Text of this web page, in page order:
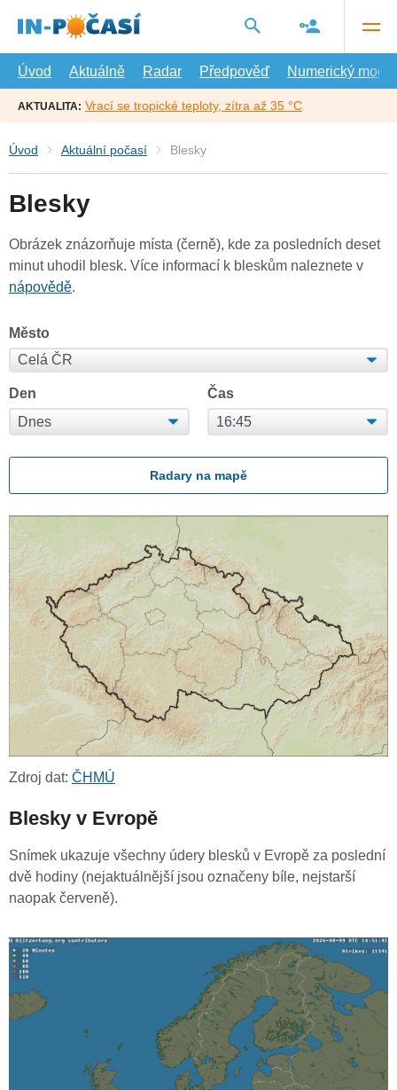
hlavní
Úvod
Aktuálně Radar Předpověď Numerický model
AKTUALITA: Vrací se tropické teploty, zítra až 35 °C
Úvod Aktuální počasí Blesky
Blesky
Obrázek znázorňuje místa (černě), kde za posledních deset
minut uhodil blesk. Více informací k bleskům naleznete v
nápovědě.
Město
Den Čas
Radary na mapě
Zdroj dat: ČHMÚ
Blesky v Evropě
Snímek ukazuje všechny údery blesků v Evropě za poslední
dvě hodiny (nejaktuálnější jsou označeny bíle, nejstarší
naopak červeně).